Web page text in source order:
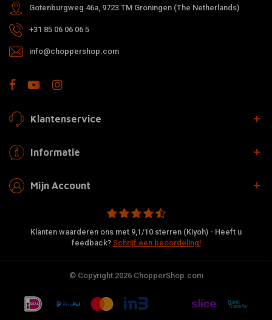
Gotenburgweg 46a, 9723 TM Groningen (The Netherlands)
+31 85 06 06 06 5
info@choppershop.com
Klantenservice
Informatie
Mijn Account
Klanten waarderen ons met 9,1/10 sterren (Kiyoh) - Heeft u
feedback? Schrijf een beoordeling!
© Copyright 2026 ChopperShop.com